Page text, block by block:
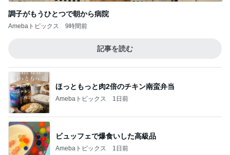
調子がもうひとつで朝から病院
Amebaトピックス 9時間前
記事を読む
ほっともっと肉2倍のチキン南蛮弁当
Amebaトピックス 1日前
ビュッフェで爆食いした高級品
Amebaトピックス 1日前